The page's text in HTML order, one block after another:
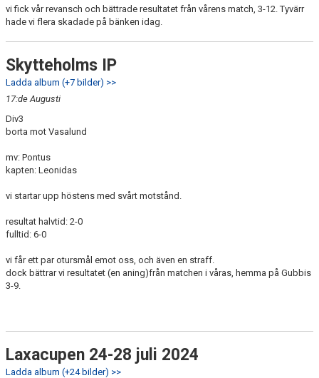
vi fick vår revansch och bättrade resultatet från vårens match, 3-12. Tyvärr
hade vi flera skadade på bänken idag.
Skytteholms IP
Ladda album (+7 bilder) >>
17:de Augusti
Div3
borta mot Vasalund
mv: Pontus
kapten: Leonidas
vi startar upp höstens med svårt motstånd.
resultat halvtid: 2-0
fulltid: 6-0
vi får ett par otursmål emot oss, och även en straff.
dock bättrar vi resultatet (en aning)från matchen i våras, hemma på Gubbis
3-9.
Laxacupen 24-28 juli 2024
Ladda album (+24 bilder) >>